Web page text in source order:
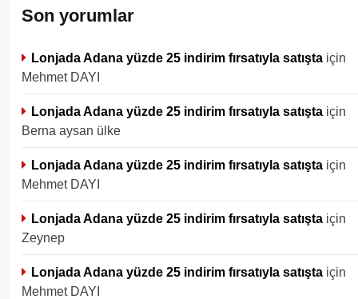
Son yorumlar
Lonjada Adana yüzde 25 indirim fırsatıyla satışta için
Mehmet DAYI
Lonjada Adana yüzde 25 indirim fırsatıyla satışta için
Berna aysan ülke
Lonjada Adana yüzde 25 indirim fırsatıyla satışta için
Mehmet DAYI
Lonjada Adana yüzde 25 indirim fırsatıyla satışta için
Zeynep
Lonjada Adana yüzde 25 indirim fırsatıyla satışta için
Mehmet DAYI